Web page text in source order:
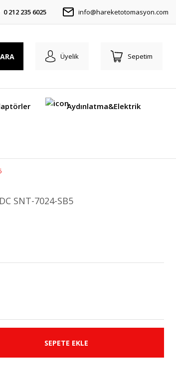
0 212 235 6025 info@hareketotomasyon.com
ARA Üyelik Sepetim
Aydınlatma&Elektrik
SNT-7024-SB5
SEPETE EKLE